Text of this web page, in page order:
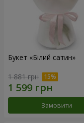
Букет «Білий сатин»
1 881 грн
Замовити